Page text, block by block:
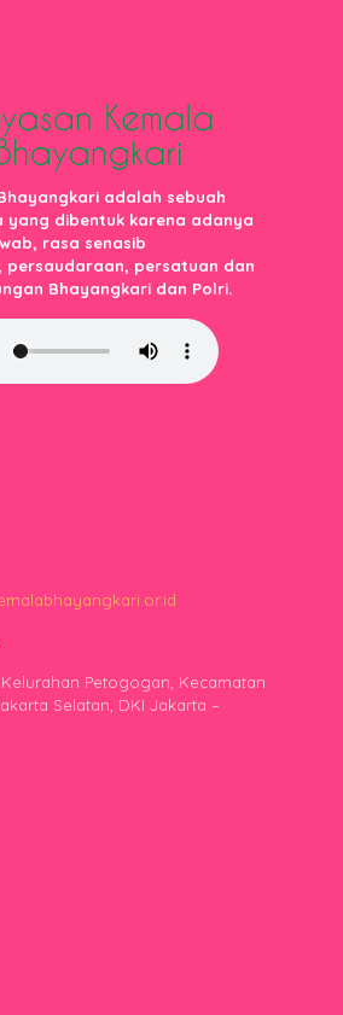
adalah sebuah
yang dibentuk karena adanya
rasa senasib
persaudaraan, persatuan dan
Bhayangkari dan Polri.
Kelurahan Petogogan, Kecamatan
Selatan, DKI Jakarta –